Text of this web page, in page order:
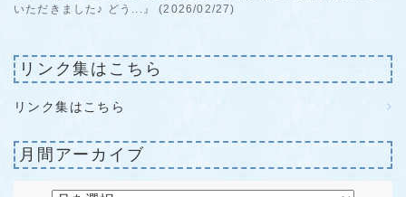
いただきました♪ どう...』 (2026/02/27)
リンク集はこちら
リンク集はこちら
月間アーカイブ